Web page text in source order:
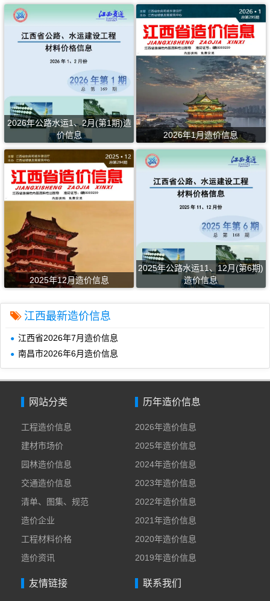
2026年公路水运1、2月(第1期)造
价信息
2026年1月造价信息
2025年12月造价信息
2025年公路水运11、12月(第6期)
造价信息
江西最新造价信息
江西省2026年7月造价信息
南昌市2026年6月造价信息
网站分类
工程造价信息
建材市场价
园林造价信息
交通造价信息
清单、图集、规范
造价企业
工程材料价格
造价资讯
历年造价信息
2026年造价信息
2025年造价信息
2024年造价信息
2023年造价信息
2022年造价信息
2021年造价信息
2020年造价信息
2019年造价信息
友情链接 联系我们